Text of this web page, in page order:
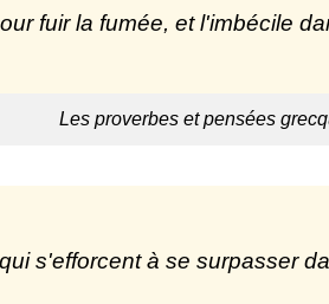
fuir la fumée, et l'imbécile
Les proverbes et pensées
s'efforcent à se surpasser